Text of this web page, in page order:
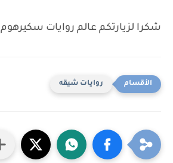
شكرا لزيارتكم عالم روايات سكيرهوم
روايات شيقه